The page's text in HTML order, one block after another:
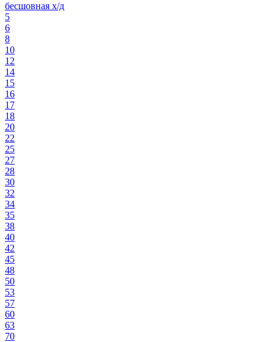
бесшовная х/д
5
6
8
10
12
14
15
16
17
18
20
22
25
27
28
30
32
34
35
38
40
42
45
48
50
53
57
60
63
70